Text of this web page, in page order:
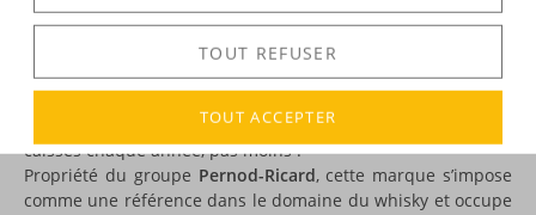
DESCRIPTION
: un géant du whisky, qui vend 1 million de
caisses chaque année, pas moins !
Propriété du groupe Pernod-Ricard, cette marque s’impose
comme une référence dans le domaine du whisky et occupe
TOUT REFUSER
TOUT ACCEPTER